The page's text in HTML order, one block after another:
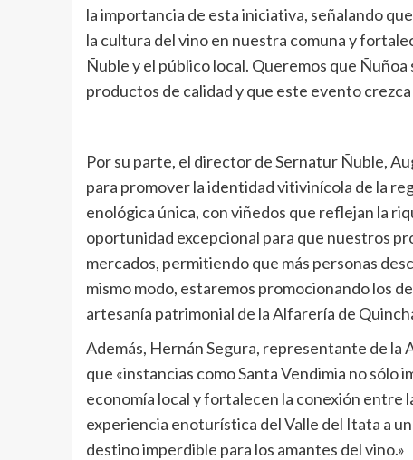
la importancia de esta iniciativa, señalando
la cultura del vino en nuestra comuna y
Ñuble y el público local. Queremos que
productos de calidad y que este evento crezca
Por su parte, el director de Sernatur Ñuble,
para promover la identidad vitivinícola de la
enológica única, con viñedos que reflejan la
oportunidad excepcional para que nuestros
mercados, permitiendo que más personas
mismo modo, estaremos promocionando los
artesanía patrimonial de la Alfarería de
Además, Hernán Segura, representante de
que «instancias como Santa Vendimia no sólo
economía local y fortalecen la conexión entre
experiencia enoturística del Valle del Itata a
destino imperdible para los amantes del vino.»